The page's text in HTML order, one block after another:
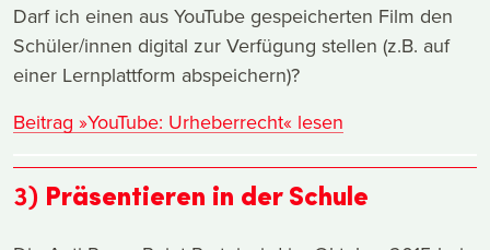
Darf ich einen aus YouTube gespeicherten Film den
Schüler/innen digital zur Verfügung stellen (z.B. auf
einer Lernplattform abspeichern)?
Beitrag »YouTube: Urheberrecht« lesen
3) Präsentieren in der Schule